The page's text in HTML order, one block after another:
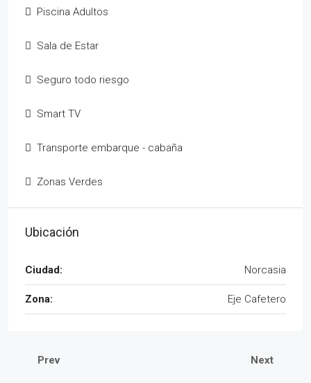
Piscina Adultos
Sala de Estar
Seguro todo riesgo
Smart TV
Transporte embarque - cabaña
Zonas Verdes
Ubicación
Ciudad: Norcasia
Zona: Eje Cafetero
Prev Next